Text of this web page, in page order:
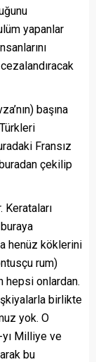
yapanlar
başına
Fransız
çekilip
Kerataları
henüz köklerini
rum)
hepsi onlardan.
birlikte
yok. O
Milliye ve
bu